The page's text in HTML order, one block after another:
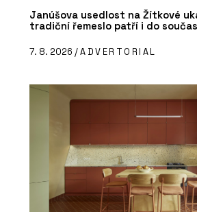
Janúšova usedlost na Žítkové
tradiční řemeslo patří i do
7. 8. 2026 /ADVERTORIAL